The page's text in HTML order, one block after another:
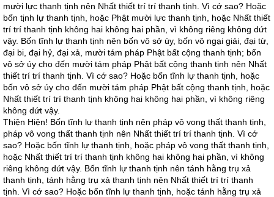
mười lực thanh tịnh nên Nhất thiết trí trí thanh tịnh. Vì cớ sao? Hoặc
bốn tịnh lự thanh tịnh, hoặc Phật mười lực thanh tịnh, hoặc Nhất thiết
trí trí thanh tịnh không hai không hai phần, vì không riêng không dứt
vậy. Bốn tĩnh lự thanh tịnh nên bốn vô sở úy, bốn vô ngại giải, đại từ,
đại bi, đại hỷ, đại xả, mười tám pháp Phật bất cộng thanh tịnh; bốn
vô sở úy cho đến mười tám pháp Phật bất cộng thanh tịnh nên Nhất
thiết trí trí thanh tịnh. Vì cớ sao? Hoặc bốn tĩnh lự thanh tịnh, hoặc
bốn vô sở úy cho đến mười tám pháp Phật bất cộng thanh tịnh, hoặc
Nhất thiết trí trí thanh tịnh không hai không hai phần, vì không riêng
không dứt vậy.
Thiện Hiện! Bốn tĩnh lự thanh tịnh nên pháp vô vong thất thanh tịnh,
pháp vô vong thất thanh tịnh nên Nhất thiết trí trí thanh tịnh. Vì cớ
sao? Hoặc bốn tĩnh lự thanh tịnh, hoặc pháp vô vong thất thanh tịnh,
hoặc Nhất thiết trí trí thanh tịnh không hai không hai phần, vì không
riêng không dứt vậy. Bốn tĩnh lự thanh tịnh nên tánh hằng trụ xả
thanh tịnh, tánh hằng trụ xả thanh tịnh nên Nhất thiết trí trí thanh
tịnh. Vì cớ sao? Hoặc bốn tĩnh lự thanh tịnh, hoặc tánh hằng trụ xả